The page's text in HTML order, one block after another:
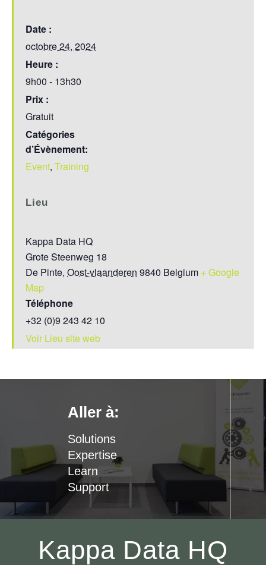
Date :
octobre 24, 2024
Heure :
9h00 - 13h30
Prix :
Gratuit
Catégories
d’Évènement:
Event, Training
Lieu
Kappa Data HQ
Grote Steenweg 18
De Pinte, Oost-vlaanderen 9840 Belgium + Google
Map
Téléphone
+32 (0)9 243 42 10
Voir Lieu site web
Aller à:
Solutions
Expertise
Learn
Support
Kappa Data HQ